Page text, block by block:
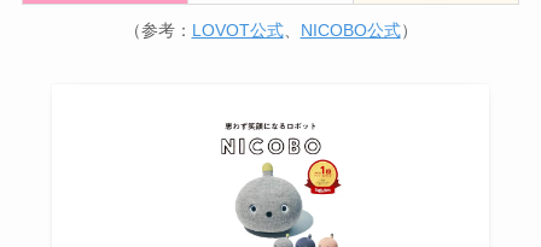
（参考： LOVOT公式、 NICOBO公式）